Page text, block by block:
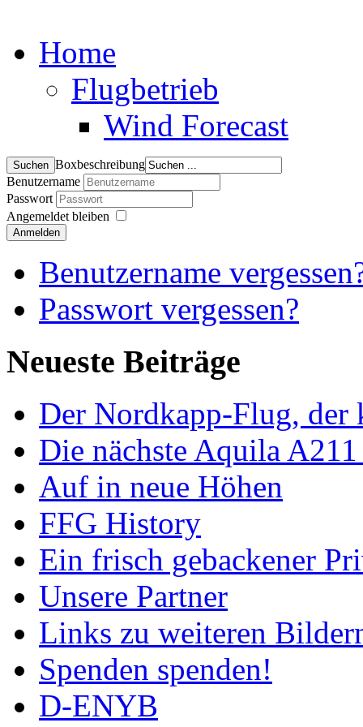
Home
Flugbetrieb
Wind Forecast
Boxbeschreibung
Benutzername
Passwort
Angemeldet bleiben
Anmelden
Benutzername
Passwort vergessen?
Neueste Beiträge
Der Nordkapp-Flug, der
Die nächste Aquila
Auf in neue Höhen
FFG History
Ein frisch gebackener
Unsere Partner
Links zu weiteren
Spenden spenden!
D-ENYB